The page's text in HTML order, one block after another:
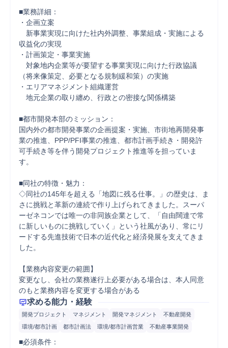
■業務詳細：
・企画立案
新事業実現に向けた社内外調整、事業組成・実施による
収益化の実現
・計画策定・事業実施
対象地内企業等が要望する事業実現に向けた行政協議
（将来像策定、必要となる規制緩和策）の実施
・エリアマネジメント組織運営
地元企業の取り纏め、行政との密接な関係構築
■都市開発本部のミッション：
国内外の都市開発事業の企画提案・実施、市街地再開発事
業の推進、PPP/PFI事業の推進、都市計画手続き・開発許
可手続き等を伴う開発プロジェクト推進等を担っていま
す。
■同社の特徴・魅力：
◇同社の145年を超える「地図に残る仕事。」の歴史は、ま
さに挑戦と革新の連続で作り上げられてきました。スーパ
ーゼネコンでは唯一の非同族企業として、「自由闊達で常
に新しいものに挑戦していく」という社風があり、常にリ
ードする先進技術で日本の近代化と経済発展を支えてきま
した。
【業務内容変更の範囲】
変更なし、会社の業務遂行上必要がある場合は、本人同意
のもと業務内容を変更する場合がある
求める能力・経験
開発プロジェクト マネジメント 開発マネジメント
不動産開発
環境/都市計画
都市計画法 環境/都市計画営業 不動産事業開発
■必須条件：